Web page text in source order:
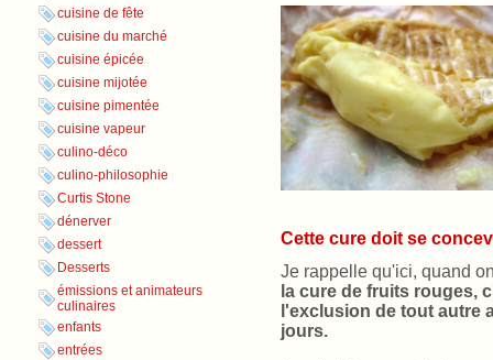
cuisine de fête
cuisine du marché
cuisine épicée
cuisine mijotée
cuisine pimentée
cuisine vapeur
culino-déco
culino-philosophie
Curtis Stone
dénerver
dessert
Desserts
émissions et animateurs
culinaires
enfants
entrées
Cette cure doit se
Je rappelle qu'ici, quand
la cure de fruits rouges,
l'exclusion de tout autre
jours.